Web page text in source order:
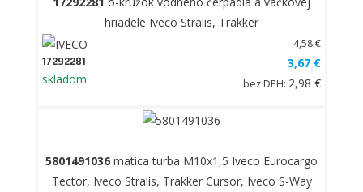
hriadele Iveco Stralis, Trakker
17292281
skladom
4,58 €
3,67 €
bez DPH: 2,98 €
5801491036 matica turba M10x1,5 Iveco Eurocargo
Tector, Iveco Stralis, Trakker Cursor, Iveco S-Way